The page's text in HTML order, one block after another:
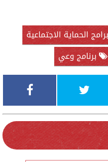
الحماية الاجتماعية
برنامج وعي